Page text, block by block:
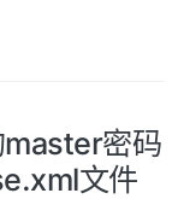
密码
文件